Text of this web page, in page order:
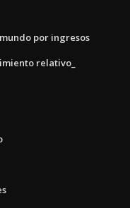
por ingresos
relativo_